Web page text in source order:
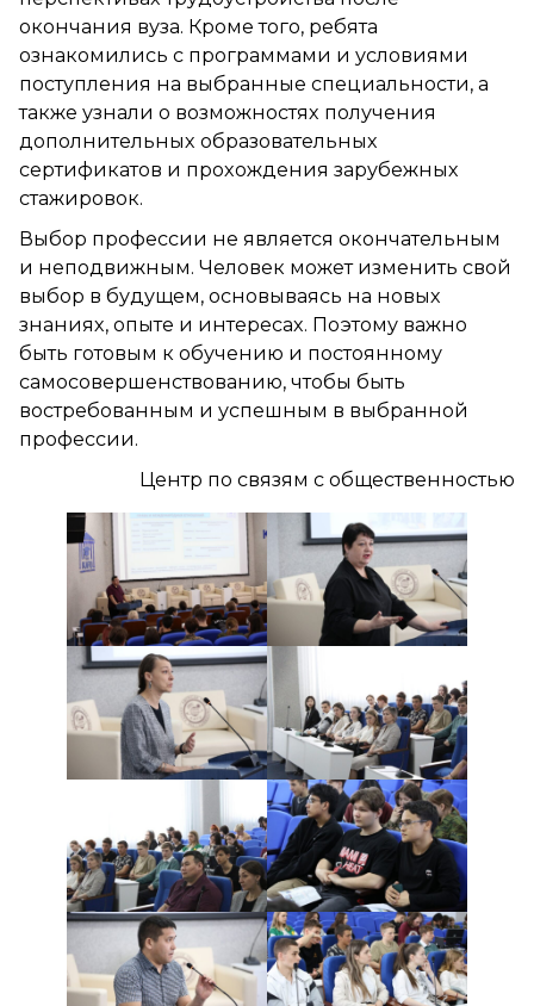
окончания вуза. Кроме того, ребята
ознакомились с программами и условиями
поступления на выбранные специальности, а
также узнали о возможностях получения
дополнительных образовательных
сертификатов и прохождения зарубежных
стажировок.
Выбор профессии не является окончательным
и неподвижным. Человек может изменить свой
выбор в будущем, основываясь на новых
знаниях, опыте и интересах. Поэтому важно
быть готовым к обучению и постоянному
самосовершенствованию, чтобы быть
востребованным и успешным в выбранной
профессии.
Центр по связям с общественностью